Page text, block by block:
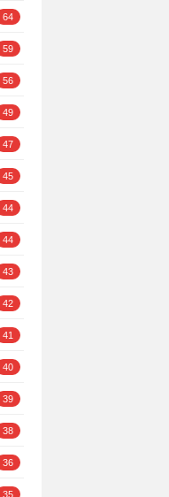
64
59
56
49
47
45
44
44
43
42
41
40
39
38
36
35